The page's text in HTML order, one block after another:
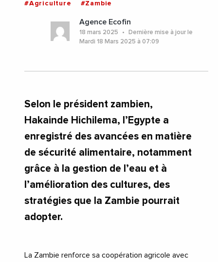
#Agriculture #Zambie
Agence Ecofin
18 mars 2025
Dernière mise à jour le
Mardi 18 Mars 2025 à 07:09
Selon le président zambien,
Hakainde Hichilema, l’Egypte a
enregistré des avancées en matière
de sécurité alimentaire, notamment
grâce à la gestion de l’eau et à
l’amélioration des cultures, des
stratégies que la Zambie pourrait
adopter.
La Zambie renforce sa coopération agricole avec